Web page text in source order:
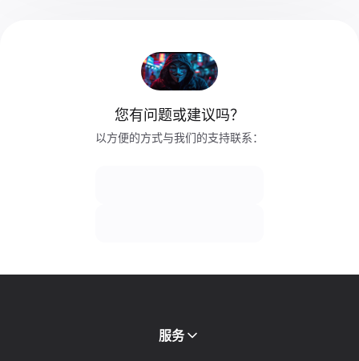
您有问题或建议吗？
以方便的方式与我们的支持联系：
服务